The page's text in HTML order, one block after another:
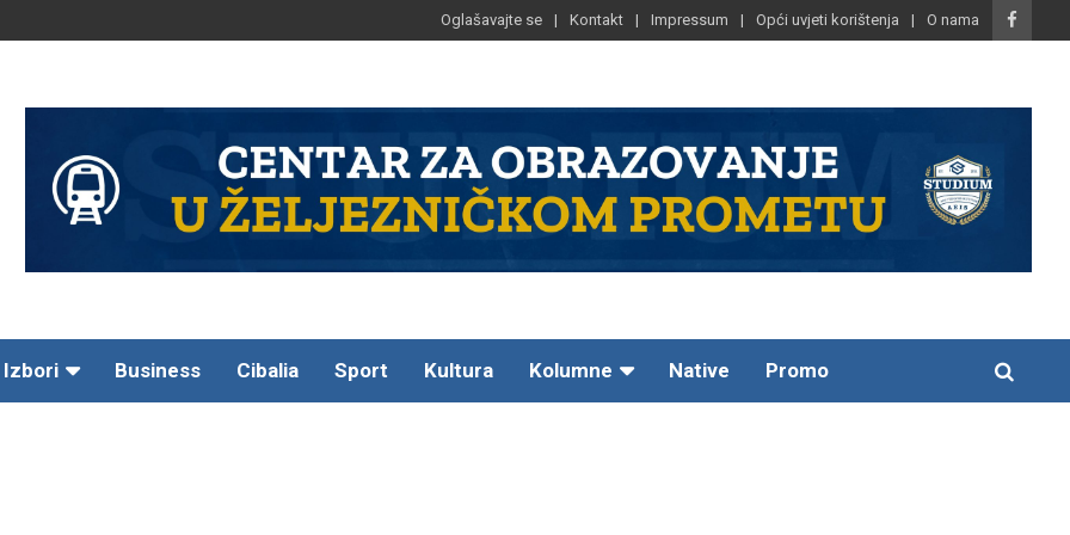
Oglašavajte se Kontakt Impressum Opći uvjeti korištenja O nama
Izbori Business Cibalia Sport Kultura Kolumne Native Promo